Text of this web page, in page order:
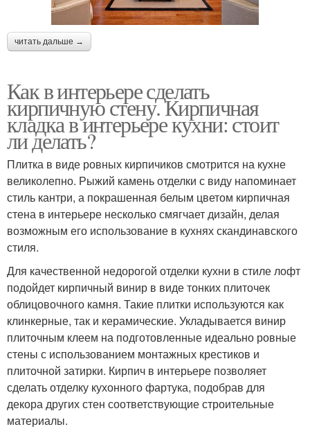
читать дальше →
Как в интерьере сделать
кирпичную стену. Кирпичная
кладка в интерьере кухни: стоит
ли делать?
Плитка в виде ровных кирпичиков смотрится на кухне
великолепно. Рыжий камень отделки с виду напоминает
стиль кантри, а покрашенная белым цветом кирпичная
стена в интерьере несколько смягчает дизайн, делая
возможным его использование в кухнях скандинавского
стиля.
Для качественной недорогой отделки кухни в стиле лофт
подойдет кирпичный винир в виде тонких плиточек
облицовочного камня. Такие плитки используются как
клинкерные, так и керамические. Укладывается винир
плиточным клеем на подготовленные идеально ровные
стены с использованием монтажных крестиков и
плиточной затирки. Кирпич в интерьере позволяет
сделать отделку кухонного фартука, подобрав для
декора других стен соответствующие строительные
материалы.